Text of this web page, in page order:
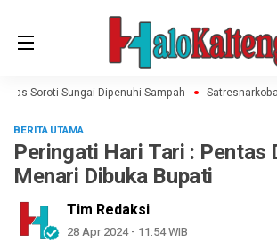
Soroti Sungai Dipenuhi Sampah
BERITA UTAMA
Peringati Hari Tari : Pentas
Menari Dibuka Bupati
Tim Redaksi
28 Apr 2024 - 11:54 WIB